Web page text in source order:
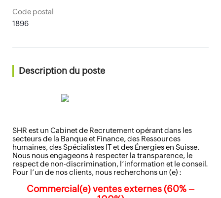
Code postal
1896
Description du poste
SHR est un Cabinet de Recrutement opérant dans les
secteurs de la Banque et Finance, des Ressources
humaines, des Spécialistes IT et des Énergies en Suisse.
Nous nous engageons à respecter la transparence, le
respect de non-discrimination, l’information et le conseil.
Pour l’un de nos clients, nous recherchons un (e) :
Commercial(e) ventes externes (60% –